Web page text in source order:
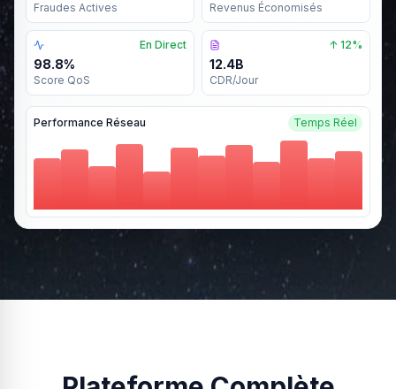
Fraudes Actives Revenus Économisés
En Direct
98.8%
Score QoS
↑ 12%
12.4B
CDR/Jour
Performance Réseau Temps Réel